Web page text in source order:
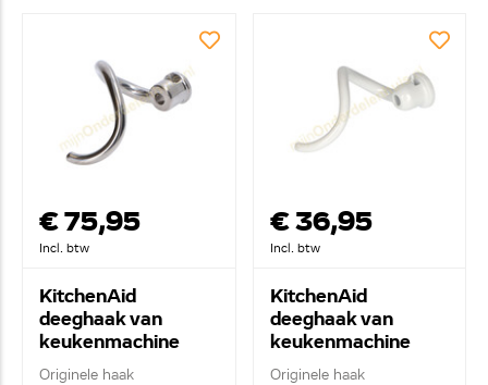
€ 75,95
Incl. btw
KitchenAid
deeghaak van
keukenmachine
W11397072
Originele haak
€ 36,95
Incl. btw
KitchenAid
deeghaak van
keukenmachine
W10674622 JP2
Originele haak